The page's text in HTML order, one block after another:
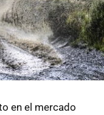
en el mercado